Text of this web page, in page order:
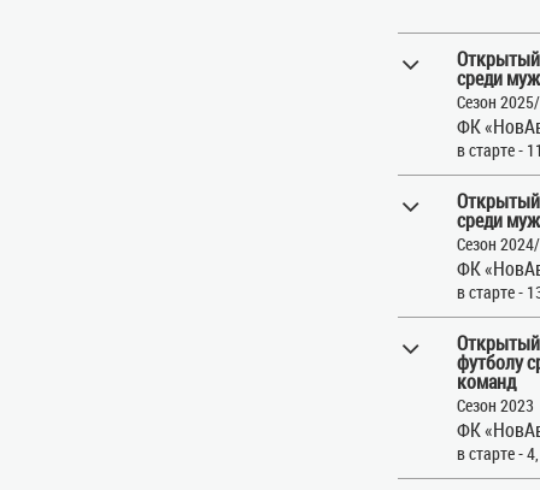
среди
Сезон
ФК
в старте -
среди
Сезон
ФК
в старте -
футболу
команд
Сезон 2023
ФК
в старте -